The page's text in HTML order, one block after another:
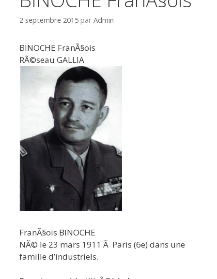
2 septembre 2015 par Admin
BINOCHE FranÃ§ois
RÃ©seau GALLIA
FranÃ§ois BINOCHE
NÃ© le 23 mars 1911 Ã Paris (6e) dans une
famille d’industriels.